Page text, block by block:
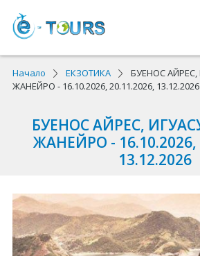
ЕКСКУРЗИИ
Екскурзии в Европа
ПОЧИВКИ
Почивки с тръгване от Варна
Начало ЕКЗОТИКА
БУЕНОС АЙРЕС,
ЖАНЕЙРО - 16.10.2026, 20.11.2026, 13.12.2026
БУЕНОС АЙРЕС,
ЖАНЕЙРО - 16.10.2026,
13.12.2026